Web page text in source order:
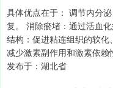
具体优点在于： 调节内分
复。 消除瘀堵：通过活血
结构：促进粘连组织的软化
减少激素副作用和激素依赖
发布于：湖北省